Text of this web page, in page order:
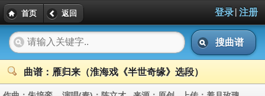
首页 返回 登录| 注册
搜曲谱
曲谱：雁归来（淮海戏《半世奇缘》选段）